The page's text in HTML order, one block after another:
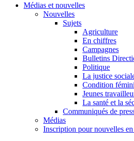
Médias et nouvelles
Nouvelles
Sujets
Agriculture
En chiffres
Campagnes
Bulletins
Politique
La justice
Condition
Jeunes
La santé et la
Communiqués de
Médias
Inscription pour nouvelles